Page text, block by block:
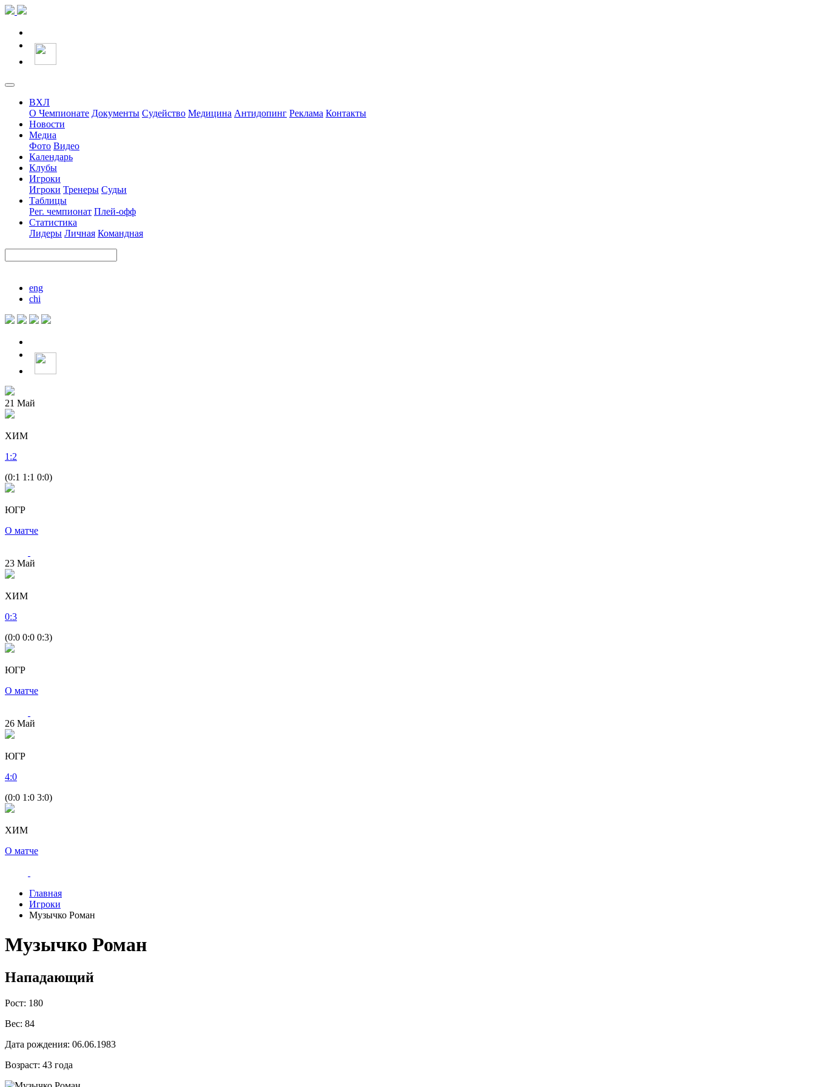
ВХЛ
О Чемпионате Документы Судейство Медицина Антидопинг Реклама Контакты
Новости
Медиа
Фото Видео
Календарь
Клубы
Игроки
Игроки Тренеры Судьи
Таблицы
Рег. чемпионат Плей-офф
Статистика
Лидеры Личная Командная
eng
chi
21 Май
ХИМ
1 :2
(0:1 1:1 0:0)
ЮГР
О матче
23 Май
ХИМ
0:3
(0:0 0:0 0:3)
ЮГР
О матче
26 Май
ЮГР
4:0
(0:0 1:0 3:0)
ХИМ
О матче
Главная
Игроки
Музычко Роман
Музычко Роман
Нападающий
Рост: 180
Вес: 84
Дата рождения: 06.06.1983
Возраст: 43 года